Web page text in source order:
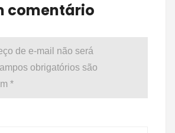
comentário
de e-mail não será
obrigatórios são
*